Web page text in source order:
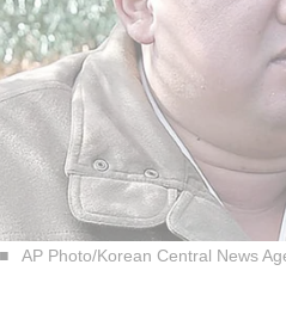
AP Photo/Korean Central News